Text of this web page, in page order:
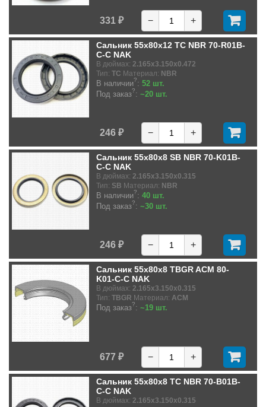
331 ₽ − +
Сальник 55x80x12 TC NBR 70-R01B-
C-C NAK
В дюймах: 2.165x3.150x0.472
Тип: TC Материал: NBR
В наличии?: 52 шт.
Под заказ?: ~20 шт.
246 ₽ − +
Сальник 55x80x8 SB NBR 70-K01B-
C-C NAK
В дюймах: 2.165x3.150x0.315
Тип: SB Материал: NBR
В наличии?: 40 шт.
Под заказ?: ~30 шт.
246 ₽ − +
Сальник 55x80x8 TBGR ACM 80-
K01-C-C NAK
В дюймах: 2.165x3.150x0.315
Тип: TBGR Материал: ACM
Под заказ?: ~19 шт.
677 ₽ − +
Сальник 55x80x8 TC NBR 70-B01B-
C-C NAK
В дюймах: 2.165x3.150x0.315